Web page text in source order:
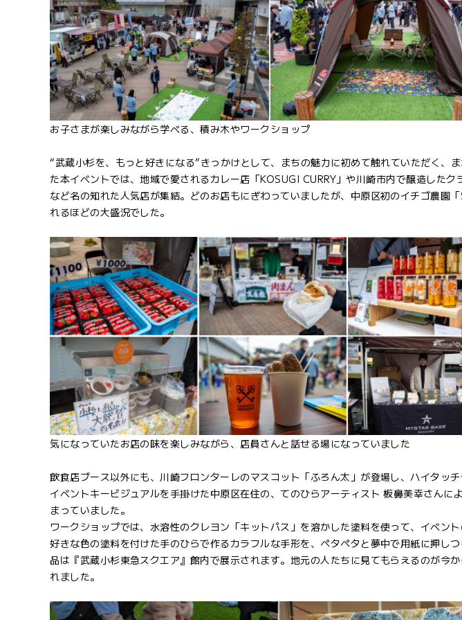
お子さまが楽しみながら学べる、積み木やワークショップ
“武蔵小杉を、もっと好きになる”きっかけとして、まちの魅力に初めて触れていただく、
た本イベントでは、地域で愛されるカレー店「KOSUGI CURRY」や川崎市内で醸造したク
など名の知れた人気店が集結。どのお店もにぎわっていましたが、中原区初のイチゴ農園
れるほどの大盛況でした。
気になっていたお店の味を楽しみながら、店員さんと話せる場になっていました
飲食店ブース以外にも、川崎フロンターレのマスコット「ふろん太」が登場し、ハイタッ
イベントキービジュアルを手掛けた中原区在住の、てのひらアーティスト 板鼻美幸さんに
まっていました。
ワークショップでは、水溶性のクレヨン「キットパス」を溶かした塗料を使って、イベン
好きな色の塗料を付けた手のひらで作るカラフルな手形を、ペタペタと夢中で用紙に押し
品は『武蔵小杉東急スクエア』館内で展示されます。地元の人たちに見てもらえるのが今
れました。